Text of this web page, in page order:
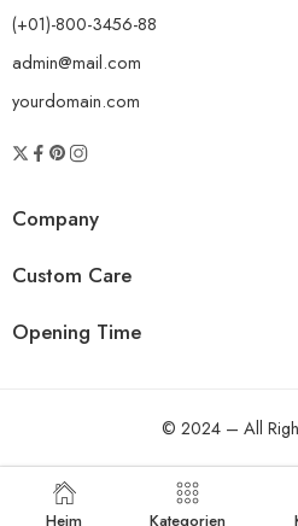
(+01)-800-3456-88
admin@mail.com
yourdomain.com
Company
Custom Care
Opening Time
© 2024 – All
Heim Kategorien